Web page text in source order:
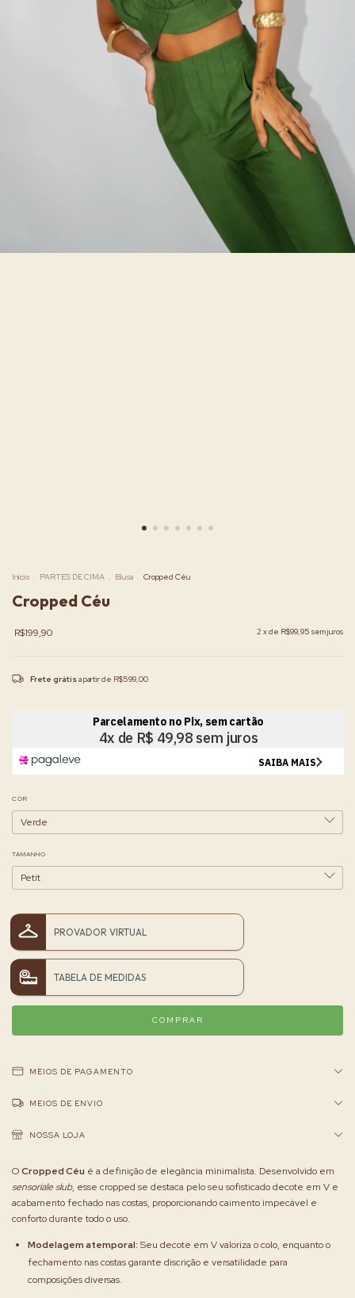
Início . PARTES DE CIMA . Blusa . Cropped Céu
Cropped Céu
R$199,90 2 x de R$99,95 sem juros
Frete grátisa partir de R$599,00
COR
TAMANHO
PROVADOR VIRTUAL
TABELA DE MEDIDAS
MEIOS DE PAGAMENTO
MEIOS DE ENVIO
NOSSA LOJA
OCropped Céu é a definição de elegância minimalista. Desenvolvido em
sensorialeslub, esse cropped se destaca pelo seu sofisticado decote em V e
acabamento fechado nas costas, proporcionando caimento impecável e
conforto durante todo o uso.
Modelagem atemporal: Seu decote em V valoriza o colo, enquanto o
fechamento nas costas garante discrição e versatilidade para
composições diversas.